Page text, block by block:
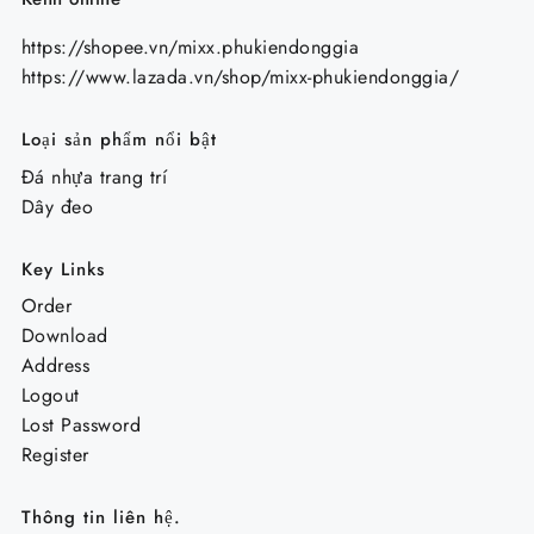
https://shopee.vn/mixx.phukiendonggia
https://www.lazada.vn/shop/mixx-phukiendonggia/
Loại sản phẩm nổi bật
Đá nhựa trang trí
Dây đeo
Key Links
Order
Download
Address
Logout
Lost Password
Register
Thông tin liên hệ.